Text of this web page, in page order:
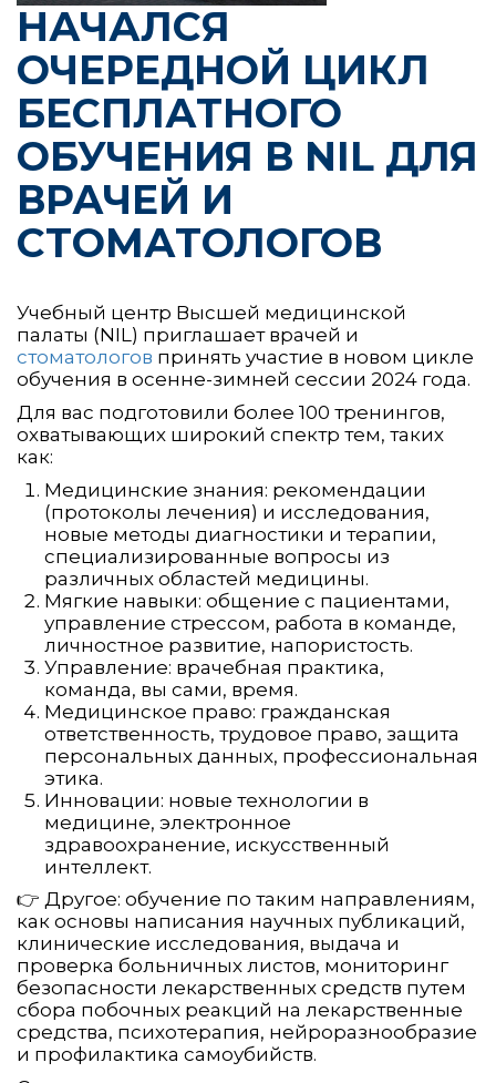
НАЧАЛСЯ
ОЧЕРЕДНОЙ ЦИКЛ
БЕСПЛАТНОГО
ОБУЧЕНИЯ В NIL ДЛЯ
ВРАЧЕЙ И
СТОМАТОЛОГОВ
Учебный центр Высшей медицинской
палаты (NIL) приглашает врачей и
стоматологов принять участие в новом цикле
обучения в осенне-зимней сессии 2024 года.
Для вас подготовили более 100 тренингов,
охватывающих широкий спектр тем, таких
как:
Медицинские знания: рекомендации
(протоколы лечения) и исследования,
новые методы диагностики и терапии,
специализированные вопросы из
различных областей медицины.
Мягкие навыки: общение с пациентами,
управление стрессом, работа в команде,
личностное развитие, напористость.
Управление: врачебная практика,
команда, вы сами, время.
Медицинское право: гражданская
ответственность, трудовое право, защита
персональных данных, профессиональная
этика.
Инновации: новые технологии в
медицине, электронное
здравоохранение, искусственный
интеллект.
👉 Другое: обучение по таким направлениям,
как основы написания научных публикаций,
клинические исследования, выдача и
проверка больничных листов, мониторинг
безопасности лекарственных средств путем
сбора побочных реакций на лекарственные
средства, психотерапия, нейроразнообразие
и профилактика самоубийств.